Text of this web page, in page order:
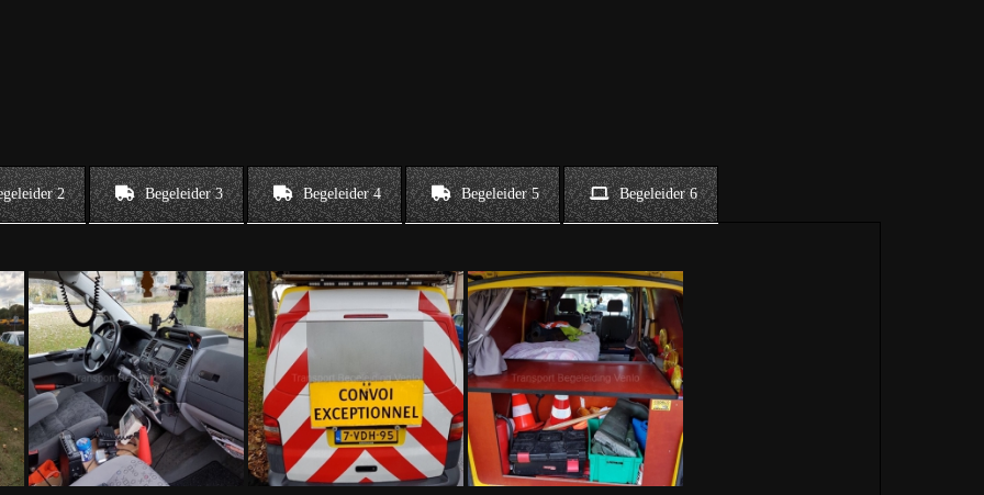
2 Begeleider 3 Begeleider 4 Begeleider 5 Begeleider 6